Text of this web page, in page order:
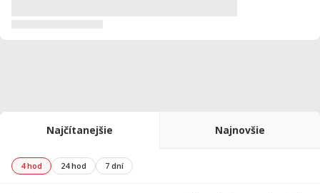
Najčítanejšie Najnovšie
4 hod 24 hod 7 dní